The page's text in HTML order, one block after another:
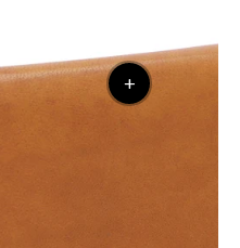
+